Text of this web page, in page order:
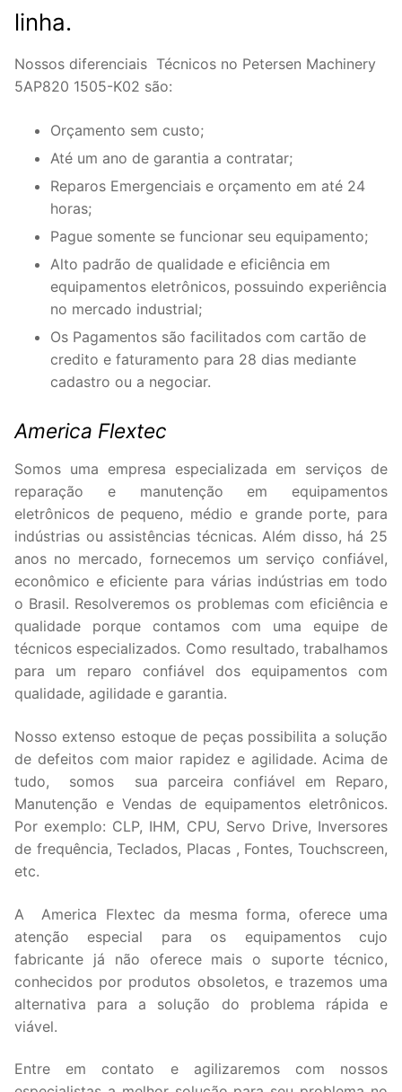
linha.
Nossos diferenciais Técnicos no Petersen Machinery
5AP820 1505-K02 são:
Orçamento sem custo;
Até um ano de garantia a contratar;
Reparos Emergenciais e orçamento em até 24
horas;
Pague somente se funcionar seu equipamento;
Alto padrão de qualidade e eficiência em
equipamentos eletrônicos, possuindo experiência
no mercado industrial;
Os Pagamentos são facilitados com cartão de
credito e faturamento para 28 dias mediante
cadastro ou a negociar.
America Flextec
Somos uma empresa especializada em serviços de
reparação e manutenção em equipamentos
eletrônicos de pequeno, médio e grande porte, para
indústrias ou assistências técnicas. Além disso, há 25
anos no mercado, fornecemos um serviço confiável,
econômico e eficiente para várias indústrias em todo
o Brasil. Resolveremos os problemas com eficiência e
qualidade porque contamos com uma equipe de
técnicos especializados. Como resultado, trabalhamos
para um reparo confiável dos equipamentos com
qualidade, agilidade e garantia.
Nosso extenso estoque de peças possibilita a solução
de defeitos com maior rapidez e agilidade. Acima de
tudo, somos sua parceira confiável em Reparo,
Manutenção e Vendas de equipamentos eletrônicos.
Por exemplo: CLP, IHM, CPU, Servo Drive, Inversores
de frequência, Teclados, Placas , Fontes, Touchscreen,
etc.
A America Flextec da mesma forma, oferece uma
atenção especial para os equipamentos cujo
fabricante já não oferece mais o suporte técnico,
conhecidos por produtos obsoletos, e trazemos uma
alternativa para a solução do problema rápida e
viável.
Entre em contato e agilizaremos com nossos